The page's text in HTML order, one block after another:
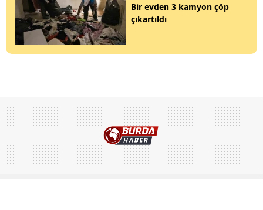
Bir evden 3 kamyon çöp
çıkartıldı